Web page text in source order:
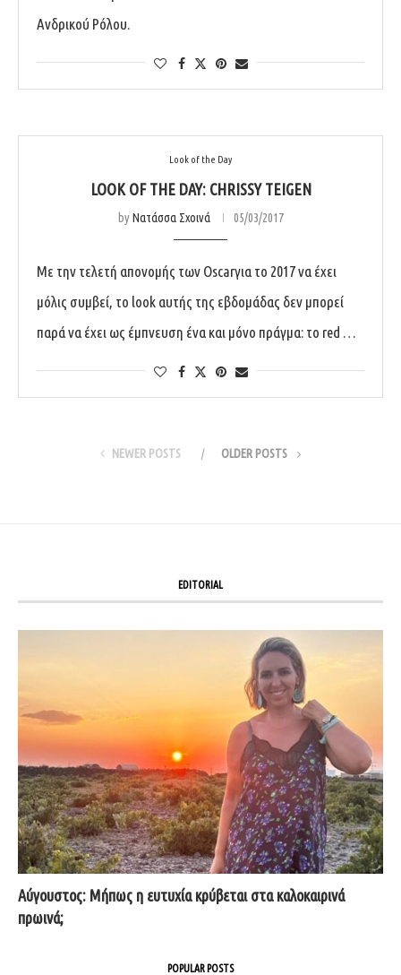
Ανδρικού Ρόλου.
Look of the Day
LOOK OF THE DAY: CHRISSY TEIGEN
byΝατάσσα Σχοινά 05/03/2017
Με την τελετή απονομής των Oscarγια το 2017 να έχει
μόλις συμβεί, το look αυτής της εβδομάδας δεν μπορεί
παρά να έχει ως έμπνευση ένα και μόνο πράγμα: το red …
NEWER POSTS OLDER POSTS
EDITORIAL
Αύγουστος: Μήπως η ευτυχία κρύβεται στα καλοκαιρινά
πρωινά;
POPULAR POSTS